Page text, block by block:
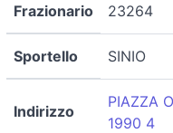
Frazionario 23264
Sportello SINIO
Indirizzo
PIAZZA
1990 4